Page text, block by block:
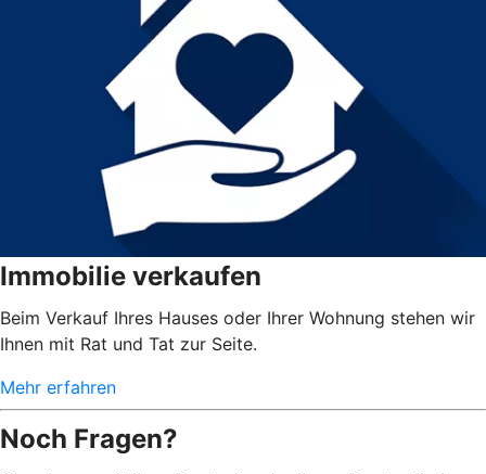
Immobilie verkaufen
Beim Verkauf Ihres Hauses oder Ihrer Wohnung stehen wir
Ihnen mit Rat und Tat zur Seite.
Mehr erfahren
Noch Fragen?